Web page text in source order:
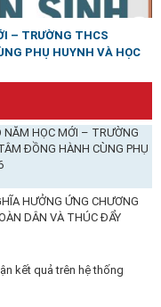
– TRƯỜNG THCS
PHỤ HUYNH VÀ HỌC
NĂM HỌC MỚI – TRƯỜNG
ĐỒNG HÀNH CÙNG PHỤ
HƯỞNG ỨNG CHƯƠNG
DÂN VÀ THÚC ĐẨY
kết quả trên hệ thống